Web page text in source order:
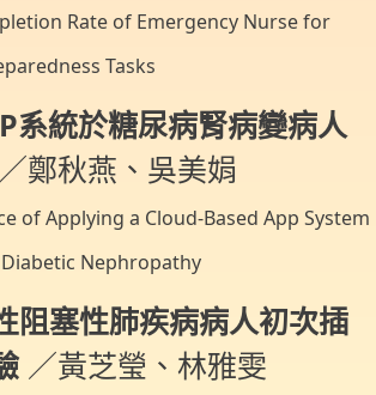
Rate of Emergency Nurse for
Tasks
系統於糖尿病腎病變病人
／鄭秋燕、吳美娟
of Applying a Cloud-Based App System
Nephropathy
阻塞性肺疾病病人初次插
／黃芝瑩、林雅雯